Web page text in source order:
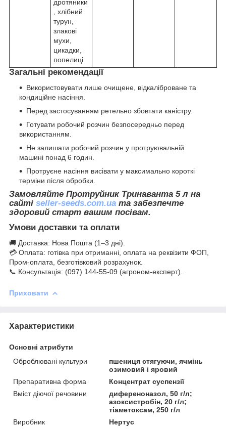
дротяники
, хлібний
турун,
злакові
мухи,
цикадки,
попелиці
Загальні рекомендації
Використовувати лише очищене, відкаліброване та
кондиційне насіння.
Перед застосуванням ретельно збовтати каністру.
Готувати робочий розчин безпосередньо перед
використанням.
Не залишати робочий розчин у протруювальній
машині понад 6 годин.
Протруєне насіння висівати у максимально короткі
терміни після обробки.
Замовляйте Протруйник Тринаванта 5 л на
сайті seller-seeds.com.ua та забезпечте
здоровий старт вашим посівам.
Умови доставки та оплати
🚚 Доставка: Нова Пошта (1–3 дні).
💳 Оплата: готівка при отриманні, оплата на реквізити ФОП,
Пром-оплата, безготівковий розрахунок.
📞 Консультація: (097) 144-55-09 (агроном-експерт).
Приховати
Характеристики
Основні атрибути
Оброблювані культури
пшениця стягуючи, ячмінь
озимовий і яровий
Препаративна форма
Концентрат суспензії
Вміст діючої речовини
диференоназол, 50 г/л;
азоксистробін, 20 г/л;
тіаметоксам, 250 г/л
Виробник
Нертус